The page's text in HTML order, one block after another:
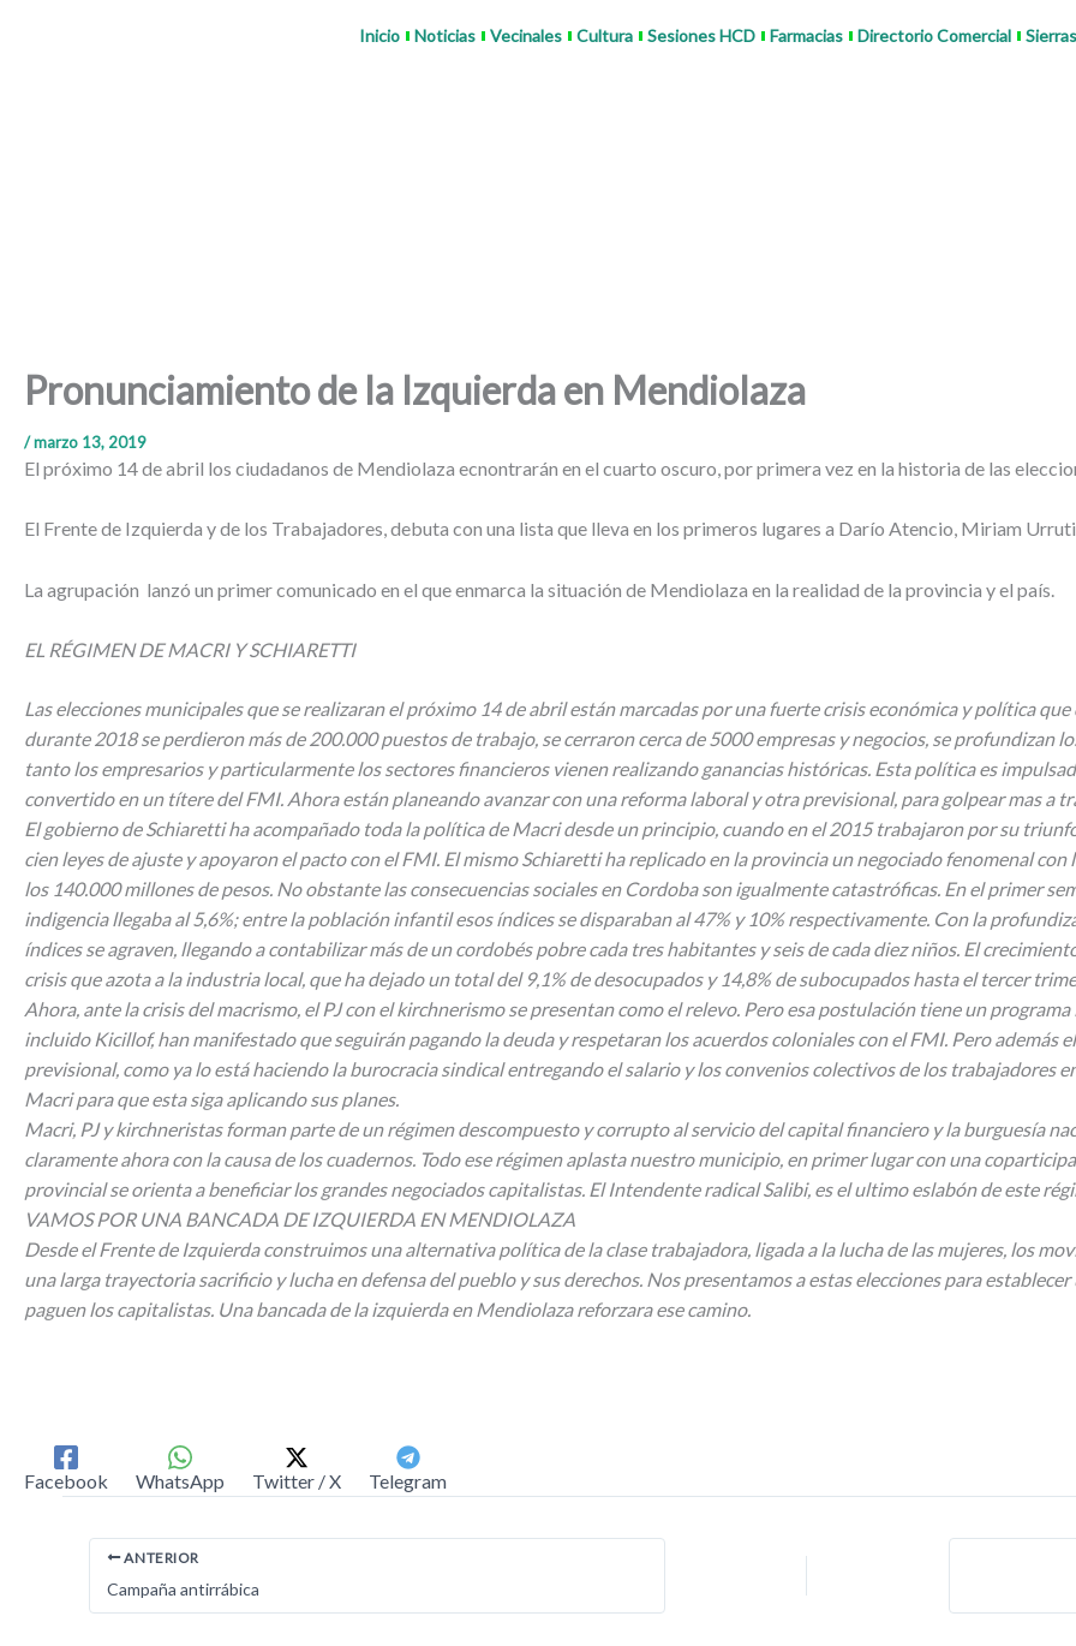
Inicio Noticias Vecinales Cultura Sesiones HCD Farmacias Directorio Comercial
Pronunciamiento de la Izquierda en Mendiolaza
/marzo 13, 2019
El próximo 14 de abril los ciudadanos de Mendiolaza ecnontrarán en el cuarto oscuro, por primera vez en la historia de las
El Frente de Izquierda y de los Trabajadores, debuta con una lista que lleva en los primeros lugares a Darío Atencio, Miriam
La agrupación lanzó un primer comunicado en el que enmarca la situación de Mendiolaza en la realidad de la provincia y el país.
EL RÉGIMEN DE MACRI Y SCHIARETTI
Las elecciones municipales que se realizaran el próximo 14 de abril están marcadas por una fuerte crisis económica y política
durante 2018 se perdieron más de 200.000 puestos de trabajo, se cerraron cerca de 5000 empresas y negocios, se profundizan
tanto los empresarios y particularmente los sectores financieros vienen realizando ganancias históricas. Esta política es
convertido en un títere del FMI. Ahora están planeando avanzar con una reforma laboral y otra previsional, para golpear mas a
El gobierno de Schiaretti ha acompañado toda la política de Macri desde un principio, cuando en el 2015 trabajaron por su
cien leyes de ajuste y apoyaron el pacto con el FMI. El mismo Schiaretti ha replicado en la provincia un negociado fenomenal
los 140.000 millones de pesos. No obstante las consecuencias sociales en Cordoba son igualmente catastróficas. En el primer
indigencia llegaba al 5,6%; entre la población infantil esos índices se disparaban al 47% y 10% respectivamente. Con la
índices se agraven, llegando a contabilizar más de un cordobés pobre cada tres habitantes y seis de cada diez niños. El
crisis que azota a la industria local, que ha dejado un total del 9,1% de desocupados y 14,8% de subocupados hasta el tercer
Ahora, ante la crisis del macrismo, el PJ con el kirchnerismo se presentan como el relevo. Pero esa postulación tiene un
incluido Kicillof, han manifestado que seguirán pagando la deuda y respetaran los acuerdos coloniales con el FMI. Pero además
previsional, como ya lo está haciendo la burocracia sindical entregando el salario y los convenios colectivos de los trabajadores
Macri para que esta siga aplicando sus planes.
Macri, PJ y kirchneristas forman parte de un régimen descompuesto y corrupto al servicio del capital financiero y la burguesía
claramente ahora con la causa de los cuadernos. Todo ese régimen aplasta nuestro municipio, en primer lugar con una
provincial se orienta a beneficiar los grandes negociados capitalistas. El Intendente radical Salibi, es el ultimo eslabón de este
VAMOS POR UNA BANCADA DE IZQUIERDA EN MENDIOLAZA
Desde el Frente de Izquierda construimos una alternativa política de la clase trabajadora, ligada a la lucha de las mujeres, los
una larga trayectoria sacrificio y lucha en defensa del pueblo y sus derechos. Nos presentamos a estas elecciones para
paguen los capitalistas. Una bancada de la izquierda en Mendiolaza reforzara ese camino.
Facebook WhatsApp Twitter / X Telegram
ANTERIOR
Campaña antirrábica